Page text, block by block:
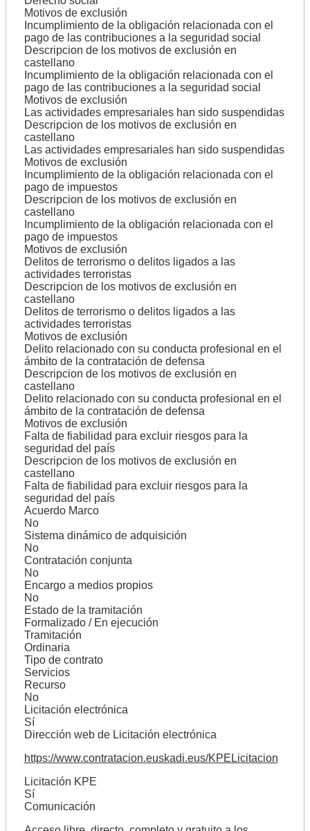
Motivos de exclusión
Incumplimiento de la obligación relacionada con el
pago de las contribuciones a la seguridad social
Descripcion de los motivos de exclusión en
castellano
Incumplimiento de la obligación relacionada con el
pago de las contribuciones a la seguridad social
Motivos de exclusión
Las actividades empresariales han sido suspendidas
Descripcion de los motivos de exclusión en
castellano
Las actividades empresariales han sido suspendidas
Motivos de exclusión
Incumplimiento de la obligación relacionada con el
pago de impuestos
Descripcion de los motivos de exclusión en
castellano
Incumplimiento de la obligación relacionada con el
pago de impuestos
Motivos de exclusión
Delitos de terrorismo o delitos ligados a las
actividades terroristas
Descripcion de los motivos de exclusión en
castellano
Delitos de terrorismo o delitos ligados a las
actividades terroristas
Motivos de exclusión
Delito relacionado con su conducta profesional en el
ámbito de la contratación de defensa
Descripcion de los motivos de exclusión en
castellano
Delito relacionado con su conducta profesional en el
ámbito de la contratación de defensa
Motivos de exclusión
Falta de fiabilidad para excluir riesgos para la
seguridad del país
Descripcion de los motivos de exclusión en
castellano
Falta de fiabilidad para excluir riesgos para la
seguridad del país
Acuerdo Marco
No
Sistema dinámico de adquisición
No
Contratación conjunta
No
Encargo a medios propios
No
Estado de la tramitación
Formalizado / En ejecución
Tramitación
Ordinaria
Tipo de contrato
Servicios
Recurso
No
Licitación electrónica
Sí
Dirección web de Licitación electrónica
https://www.contratacion.euskadi.eus/KPELicitacion
Licitación KPE
Sí
Comunicación